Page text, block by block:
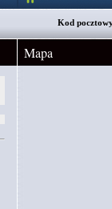
Kod
Mapa